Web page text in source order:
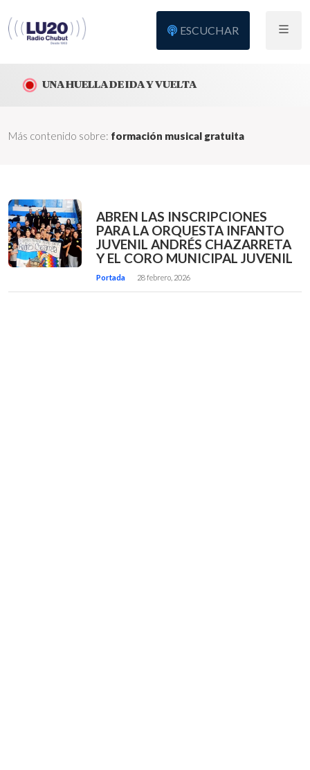
ESCUCHAR
UNA HUELLA DE IDA Y VUELTA
Más contenido sobre: formación musical gratuita
ABREN LAS INSCRIPCIONES
PARA LA ORQUESTA INFANTO
JUVENIL ANDRÉS CHAZARRETA
Y EL CORO MUNICIPAL JUVENIL
Portada 28 febrero, 2026